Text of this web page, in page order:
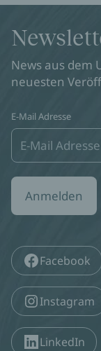
News aus dem
neuesten
E-Mail Adresse
Anmelden
Facebook
Instagram
LinkedIn